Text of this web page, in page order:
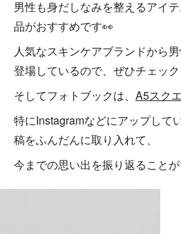
男性も身だしなみを整えるアイ
品がおすすめです👀
人気なスキンケアブランドから
登場しているので、ぜひチェック
そしてフォトブックは、 A5スク
特にInstagramなどにアップして
稿をふんだんに取り入れて、
今までの思い出を振り返ること